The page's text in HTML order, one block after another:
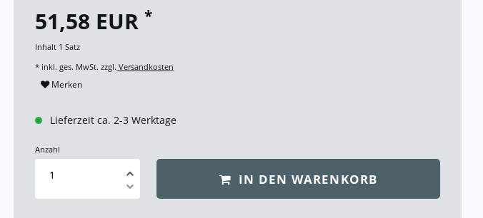
51,58 EUR *
Inhalt 1 Satz
* inkl. ges. MwSt. zzgl. Versandkosten
Merken
Lieferzeit ca. 2-3 Werktage
Anzahl
IN DEN WARENKORB